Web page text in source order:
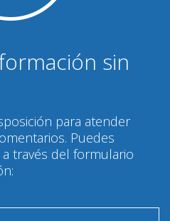
sin
para atender
Puedes
través del formulario